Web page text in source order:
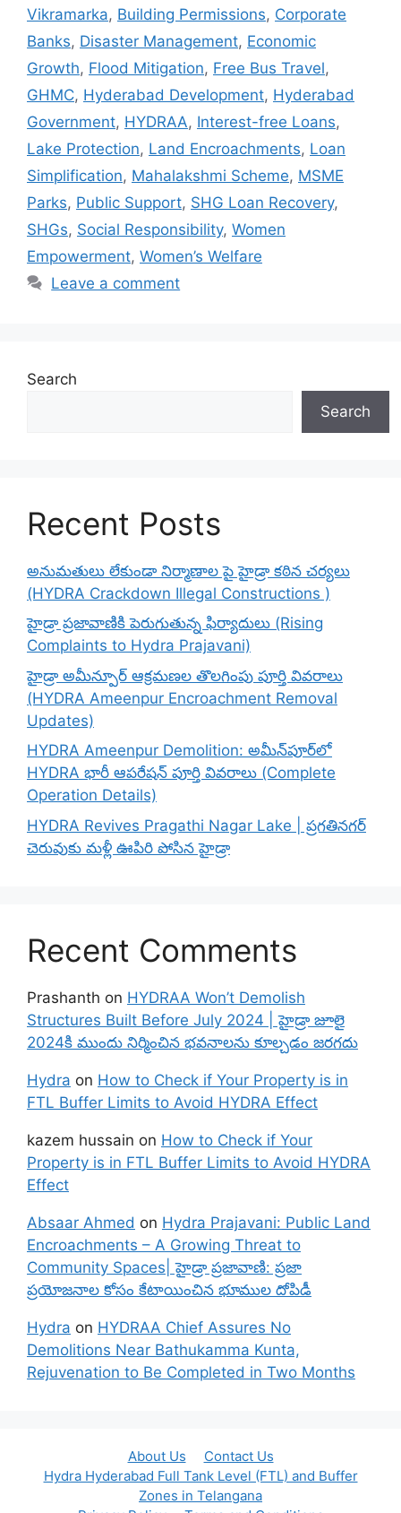
Vikramarka, Building Permissions, Corporate
Banks, Disaster Management, Economic
Growth, Flood Mitigation, Free Bus Travel,
GHMC, Hyderabad Development, Hyderabad
Government, HYDRAA, Interest-free Loans,
Lake Protection, Land Encroachments, Loan
Simplification, Mahalakshmi Scheme, MSME
Parks, Public Support, SHG Loan Recovery,
SHGs, Social Responsibility, Women
Empowerment, Women’s Welfare
Leave a comment
Search
Search
Recent Posts
అనుమతులు లేకుండా నిర్మాణాల పై హైడ్రా కఠిన చర్యలు
(HYDRA Crackdown Illegal Constructions )
హైడ్రా ప్రజావాణికి పెరుగుతున్న ఫిర్యాదులు (Rising
Complaints to Hydra Prajavani)
హైడ్రా అమీన్పూర్ ఆక్రమణల తొలగింపు పూర్తి వివరాలు
(HYDRA Ameenpur Encroachment Removal
Updates)
HYDRA Ameenpur Demolition: అమీన్‌పూర్‌లో
HYDRA భారీ ఆపరేషన్ పూర్తి వివరాలు (Complete
Operation Details)
HYDRA Revives Pragathi Nagar Lake | ప్రగతినగర్
చెరువుకు మళ్లీ ఊపిరి పోసిన హైడ్రా
Recent Comments
Prashanth on HYDRAA Won’t Demolish
Structures Built Before July 2024 | హైడ్రా జూలై
2024కి ముందు నిర్మించిన భవనాలను కూల్చడం జరగదు
Hydra on How to Check if Your Property is in
FTL Buffer Limits to Avoid HYDRA Effect
kazem hussain on How to Check if Your
Property is in FTL Buffer Limits to Avoid HYDRA
Effect
Absaar Ahmed on Hydra Prajavani: Public Land
Encroachments – A Growing Threat to
Community Spaces| హైడ్రా ప్రజావాణి: ప్రజా
ప్రయోజనాల కోసం కేటాయించిన భూముల దోపిడీ
Hydra on HYDRAA Chief Assures No
Demolitions Near Bathukamma Kunta,
Rejuvenation to Be Completed in Two Months
About Us
Contact Us
Hydra Hyderabad Full Tank Level (FTL) and Buffer
Zones in Telangana